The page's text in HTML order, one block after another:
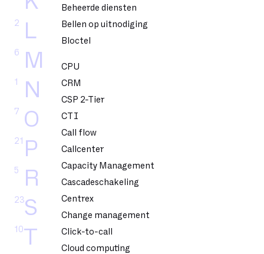
L
2
M
6
N
1
O
7
P
21
R
5
S
23
T
10
Beheerde diensten
Bellen op uitnodiging
Bloctel
CPU
CRM
CSP 2-Tier
CTI
Call flow
Callcenter
Capacity Management
Cascadeschakeling
Centrex
Change management
Click-to-call
Cloud computing